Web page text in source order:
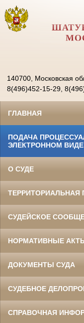
140700, Московская
8(496)452-15-29,
ГЛАВНАЯ
ПОДАЧА
ЭЛЕКТРОННОМ ВИДЕ
О СУДЕ
ТЕРРИТОРИАЛЬНАЯ
СУДЕЙСКОЕ
НОРМАТИВНЫЕ
ДОКУМЕНТЫ СУДА
СУДЕБНОЕ
СПРАВОЧНАЯ